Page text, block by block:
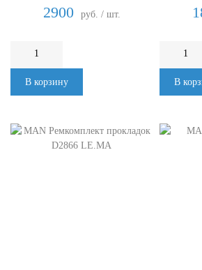
2900 руб. / шт.
В корзину В